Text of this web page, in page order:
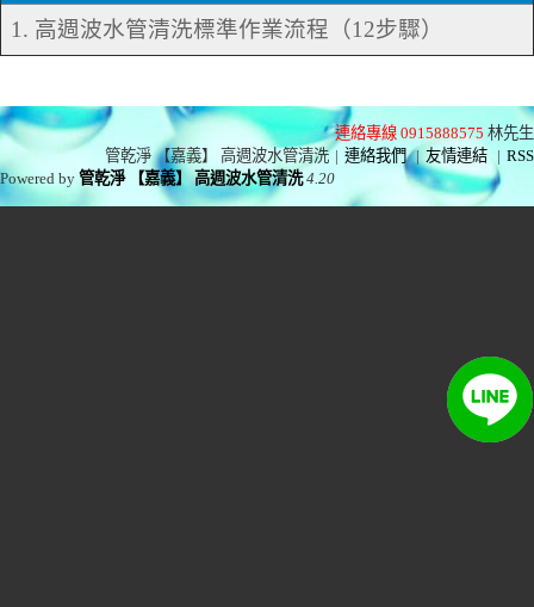
1. 高週波水管清洗標準作業流程（12步驟）
連絡專線 0915888575 林先生
管乾淨 【嘉義】 高週波水管清洗 | 連絡我們 | 友情連結 | RSS
Powered by管乾淨 【嘉義】 高週波水管清洗 4.20